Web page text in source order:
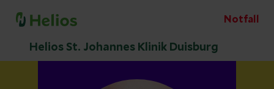
Notfall
Helios St. Johannes Klinik Duisburg